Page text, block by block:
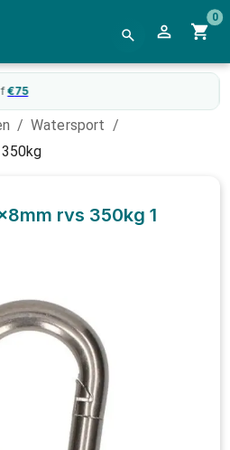
0
€75
/ Watersport /
rvs 350kg 1